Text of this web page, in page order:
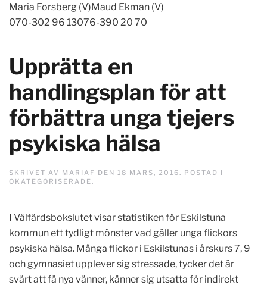
Maria Forsberg (V)Maud Ekman (V)
070-302 96 13076-390 20 70
Upprätta en
handlingsplan för att
förbättra unga tjejers
psykiska hälsa
SKRIVET AV MARIAF DEN 18 MARS, 2016 . POSTAD I
OKATEGORISERADE .
I Välfärdsbokslutet visar statistiken för Eskilstuna
kommun ett tydligt mönster vad gäller unga flickors
psykiska hälsa. Många flickor i Eskilstunas i årskurs 7, 9
och gymnasiet upplever sig stressade, tycker det är
svårt att få nya vänner, känner sig utsatta för indirekt